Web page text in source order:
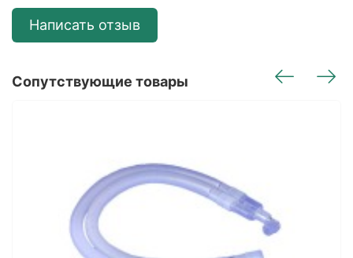
Написать отзыв
Сопутствующие товары